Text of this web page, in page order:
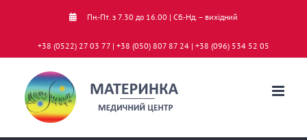
Пн.-Пт. з 7.30 до 16.00 | Сб.-Нд. – вихідний
+38 (0522) 27 03 77 | +38 (050) 807 87 24 | +38 (096) 534 52 05